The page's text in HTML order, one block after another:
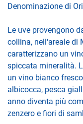
Denominazione di
Le uve provengono
collina, nell‘areale
caratterizzano un
spiccata mineralità.
un vino bianco
albicocca, pesca
anno diventa più
zenzero e fiori di